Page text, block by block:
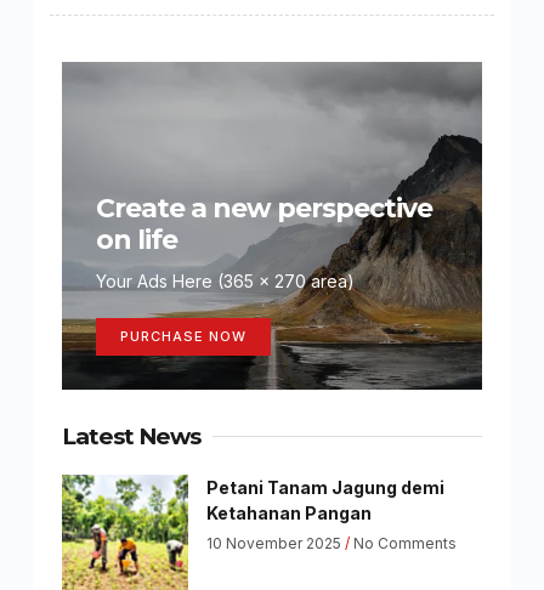
Create a new perspective
on life
Your Ads Here (365 x 270 area)
PURCHASE NOW
Latest News
Petani Tanam Jagung demi
Ketahanan Pangan
10 November 2025 No Comments